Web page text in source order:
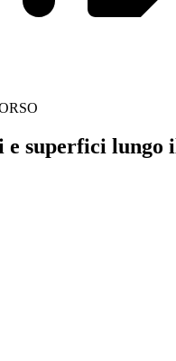
superfici lungo